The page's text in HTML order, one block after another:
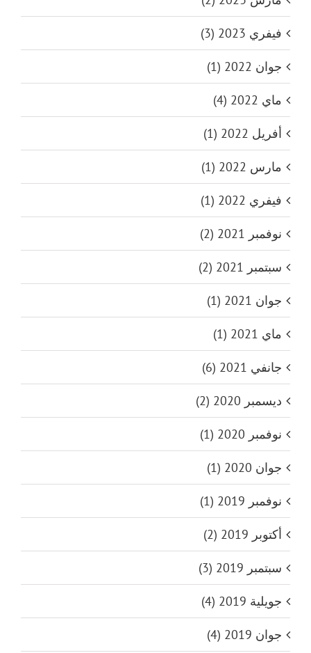
فيفري 2023 (3)
جوان 2022 (1)
ماي 2022 (4)
أفريل 2022 (1)
مارس 2022 (1)
فيفري 2022 (1)
نوفمبر 2021 (2)
سبتمبر 2021 (2)
جوان 2021 (1)
ماي 2021 (1)
جانفي 2021 (6)
ديسمبر 2020 (2)
نوفمبر 2020 (1)
جوان 2020 (1)
نوفمبر 2019 (1)
أكتوبر 2019 (2)
سبتمبر 2019 (3)
جويلية 2019 (4)
جوان 2019 (4)